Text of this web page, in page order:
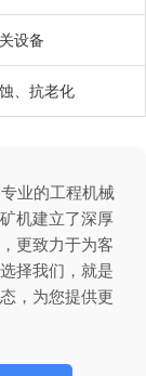
设备
、抗老化
业的工程机械
机建立了深厚
更致力于为客
择我们，就是
，为您提供更